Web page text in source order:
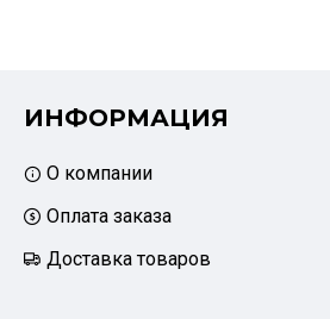
ИНФОРМАЦИЯ
О компании
Оплата заказа
Доставка товаров